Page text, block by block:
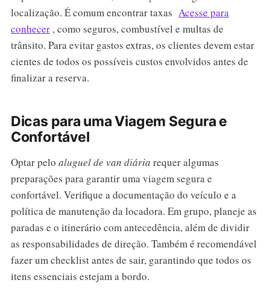
localização. É comum encontrar taxas Acesse para
conhecer, como seguros, combustível e multas de
trânsito. Para evitar gastos extras, os clientes devem estar
cientes de todos os possíveis custos envolvidos antes de
finalizar a reserva.
Dicas para uma Viagem Segura e
Confortável
Optar pelo aluguel de van diária requer algumas
preparações para garantir uma viagem segura e
confortável. Verifique a documentação do veículo e a
política de manutenção da locadora. Em grupo, planeje as
paradas e o itinerário com antecedência, além de dividir
as responsabilidades de direção. Também é recomendável
fazer um checklist antes de sair, garantindo que todos os
itens essenciais estejam a bordo.